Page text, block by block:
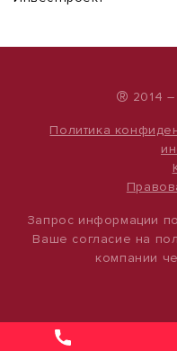
® 2014
Политика
Запрос информации
Ваше согласие на
компании